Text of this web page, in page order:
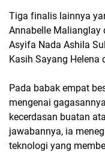
Tiga finalis lainnya
Annabelle Malianglay
Asyifa Nada Ashila
Kasih Sayang Helena
Pada babak empat
mengenai
kecerdasan buatan
jawabannya, ia
teknologi yang